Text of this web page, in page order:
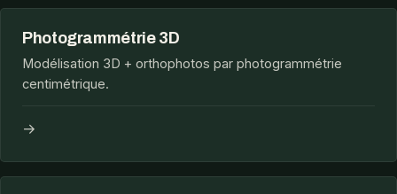
Photogrammétrie 3D
Modélisation 3D + orthophotos par photogrammétrie
centimétrique.
→